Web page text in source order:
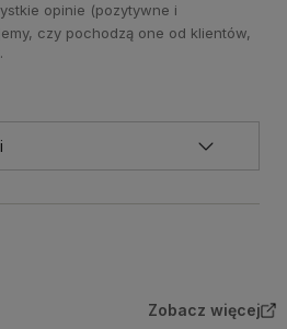
opinie (pozytywne i
czy pochodzą one od klientów,
Zobacz więcej